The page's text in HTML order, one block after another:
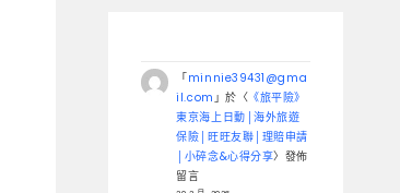
「minnie39431@gma
il.com 」於〈 《旅平險》
東京海上日動│海外旅遊
保險│旺旺友聯│理賠申請
│小碎念&心得分享〉發佈
留言